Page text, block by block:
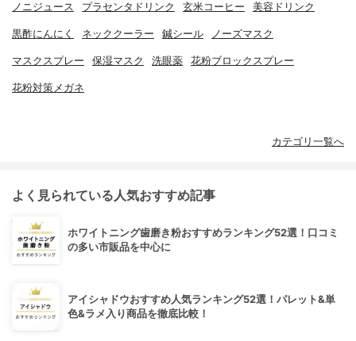
ノニジュース プラセンタドリンク 玄米コーヒー 美容ドリンク
黒酢にんにく ネッククーラー 鍼シール ノーズマスク
マスクスプレー 保湿マスク 洗眼薬 花粉ブロックスプレー
花粉対策メガネ
カテゴリ一覧へ
よく見られている人気おすすめ記事
ホワイトニング歯磨き粉おすすめランキング52選！口コミ
の多い市販品を中心に
アイシャドウおすすめ人気ランキング52選！パレット&単
色&ラメ入り商品を徹底比較！